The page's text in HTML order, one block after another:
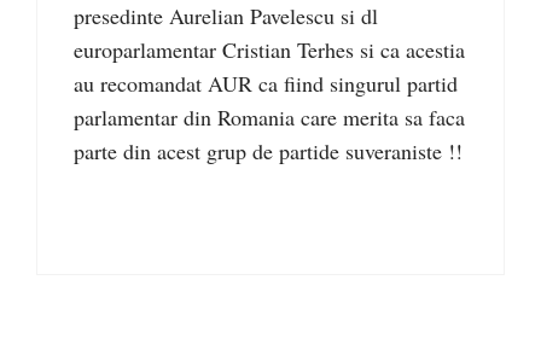
presedinte Aurelian Pavelescu si dl
europarlamentar Cristian Terhes si ca acestia
au recomandat AUR ca fiind singurul partid
parlamentar din Romania care merita sa faca
parte din acest grup de partide suveraniste !!